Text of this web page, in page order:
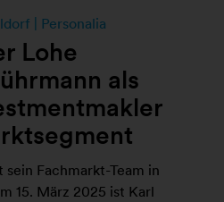
| Personalia
Lohe
als
Fachmarkt-Team in
15. März 2025 ist Karl